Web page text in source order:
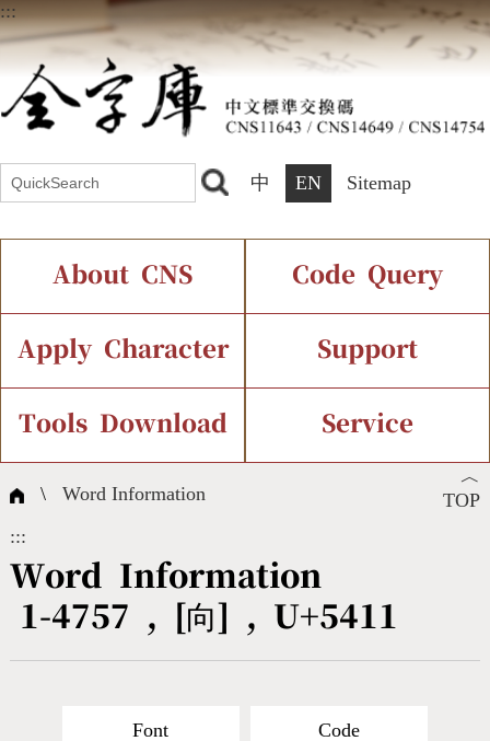
:::
中 EN Sitemap
About CNS
Introduction Current Status
Chinese Code Status
Terms
International Org.
Code Query
IDS Query
Components Query
Composite Query
Bopomofo Query
Cang-Jie Query
Apply Character
Application Process
Support
Font Instant Display
Character Creation
CNS Authorization
Tools Download
Character Create Tools
Fonts Download
Service
FAQ
Satisfaction Survey
︿
TOP
\Word Information
:::
Word Information
1-4757 , [向] , U+5411
Font Code